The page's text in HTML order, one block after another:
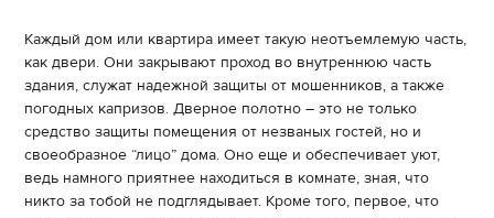
Каждый дом или квартира имеет такую неотъемлемую часть,
как двери. Они закрывают проход во внутреннюю часть
здания, служат надежной защиты от мошенников, а также
погодных капризов. Дверное полотно – это не только
средство защиты помещения от незваных гостей, но и
своеобразное “лицо” дома. Оно еще и обеспечивает уют,
ведь намного приятнее находиться в комнате, зная, что
никто за тобой не подглядывает. Кроме того, первое, что